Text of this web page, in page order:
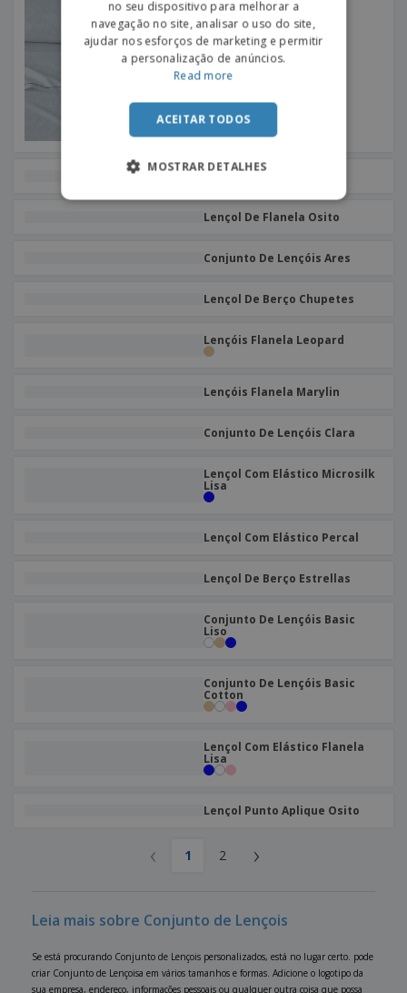
Lençol De Flanela Tren
Lençol De Flanela Osito
Conjunto De Lençóis Ares
Lençol De Berço Chupetes
Lençóis Flanela Leopard
Lençóis Flanela Marylin
Conjunto De Lençóis Clara
Lençol Com Elástico Microsilk
Lisa
Lençol Com Elástico Percal
Lençol De Berço Estrellas
Conjunto De Lençóis Basic
Liso
Conjunto De Lençóis Basic
Cotton
Lençol Com Elástico Flanela
Lisa
Lençol Punto Aplique Osito
‹ 1 2 ›
Leia mais sobre Conjunto de Lençois
Se está procurando Conjunto de Lençois personalizados, está no lugar certo. pode
criar Conjunto de Lençoisa em vários tamanhos e formas. Adicione o logotipo da
sua empresa, endereço, informações pessoais ou qualquer outra coisa que possa
no seu dispositivo para melhorar a
navegação no site, analisar o uso do site,
ajudar nos esforços de marketing e permitir
a personalização de anúncios.
Read more
ACEITAR TODOS
MOSTRAR DETALHES